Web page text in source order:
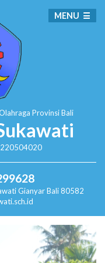
Provinsi Bali
Gianyar Bali 80582
MENU